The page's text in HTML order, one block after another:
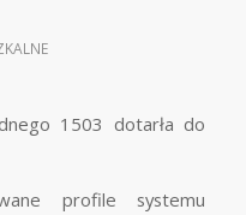
1503 dotarła do
profile systemu